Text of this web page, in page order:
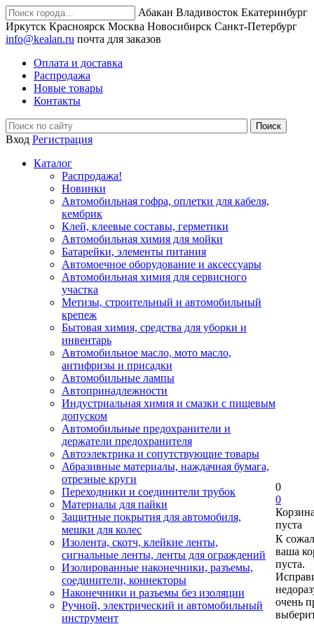
Абакан Владивосток Екатеринбург
Иркутск Красноярск Москва Новосибирск Санкт-Петербург
info@kealan.ru почта для заказов
Оплата и доставка
Распродажа
Новые товары
Контакты
Вход Регистрация
Каталог
Распродажа!
Новинки
Автомобильная гофра, оплетки для кабеля,
кембрик
Клей, клеевые составы, герметики
Автомобильная химия для мойки
Батарейки, элементы питания
Автомоечное оборудование и аксессуары
Автомобильная химия для сервисного
участка
Метизы, строительный и автомобильный
крепеж
Бытовая химия, средства для уборки и
инвентарь
Автомобильное масло, мото масло,
антифризы и присадки
Автомобильные лампы
Автопринадлежности
Индустриальная химия и смазки с пищевым
допуском
Автомобильные предохранители и
держатели предохранителя
Автоэлектрика и сопутствующие товары
Абразивные материалы, наждачная бумага,
отрезные круги
Переходники и соединители трубок
Материалы для пайки
Защитные покрытия для автомобиля,
мешки для колес
Изолента, скотч, клейкие ленты,
сигнальные ленты, ленты для ограждений
Изолированные наконечники, разъемы,
соединители, коннекторы
Наконечники и разъемы без изоляции
Ручной, электрический и автомобильный
инструмент
0
0
пуста
К
ваша
пуста.
очень